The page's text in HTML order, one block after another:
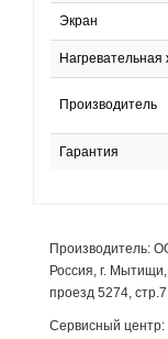
Экран
Нагревательная
Производитель
Гарантия
Производитель:
Россия, г.
проезд 5274, стр.7
Сервисный центр: